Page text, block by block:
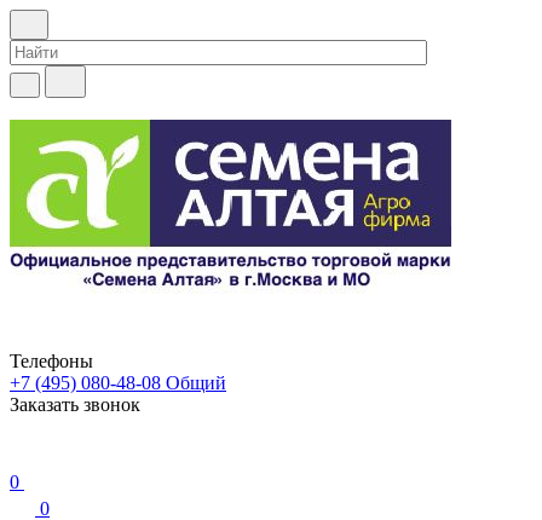
Телефоны
+7 (495) 080-48-08 Общий
Заказать звонок
0
0